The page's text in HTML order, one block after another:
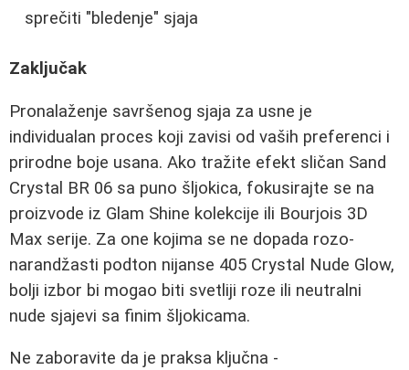
sprečiti "bledenje" sjaja
Zaključak
Pronalaženje savršenog sjaja za usne je
individualan proces koji zavisi od vaših preferenci i
prirodne boje usana. Ako tražite efekt sličan Sand
Crystal BR 06 sa puno šljokica, fokusirajte se na
proizvode iz Glam Shine kolekcije ili Bourjois 3D
Max serije. Za one kojima se ne dopada rozo-
narandžasti podton nijanse 405 Crystal Nude Glow,
bolji izbor bi mogao biti svetliji roze ili neutralni
nude sjajevi sa finim šljokicama.
Ne zaboravite da je praksa ključna -